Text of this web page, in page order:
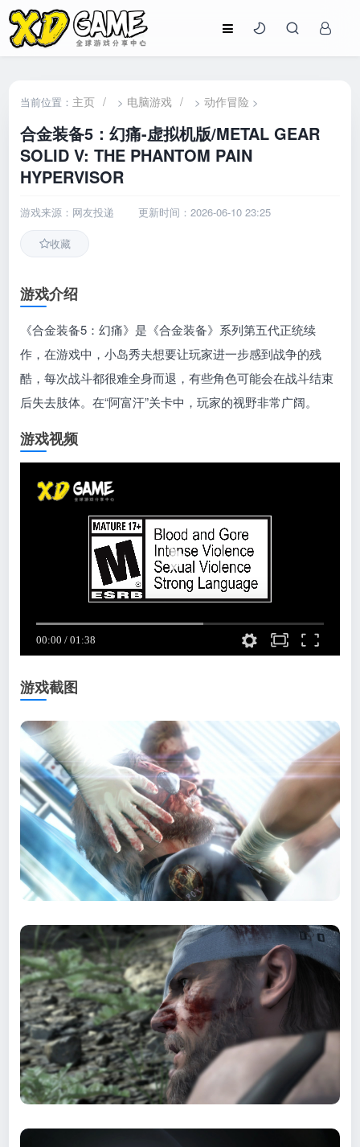
当前位置： 主页 / > 电脑游戏 / >动作冒险 >
合金装备5：幻痛-虚拟机版/METAL GEAR
SOLID V: THE PHANTOM PAIN
HYPERVISOR
游戏来源：网友投递 更新时间：2026-06-10 23:25
收藏
游戏介绍
《合金装备5：幻痛》是《合金装备》系列第五代正统续
作，在游戏中，小岛秀夫想要让玩家进一步感到战争的残
酷，每次战斗都很难全身而退，有些角色可能会在战斗结束
后失去肢体。在“阿富汗”关卡中，玩家的视野非常广阔。
游戏视频
游戏截图